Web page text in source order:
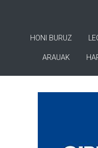
HONI BURUZ
ARAUAK